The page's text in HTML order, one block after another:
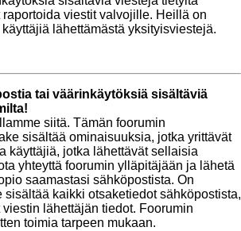
raportoida viestit valvojille. Heillä on
lähettämästä yksityisviestejä.
tai väärinkäytöksiä sisältäviä
siitä. Tämän foorumin
sisältää ominaisuuksia, jotka yrittävät
käyttäjiä, jotka lähettävät sellaisia
yhteyttä foorumin ylläpitäjään ja lähetä
saamastasi sähköpostista. On
sisältää kaikki otsaketiedot sähköpostista,
lähettäjän tiedot. Foorumin
toimia tarpeen mukaan.